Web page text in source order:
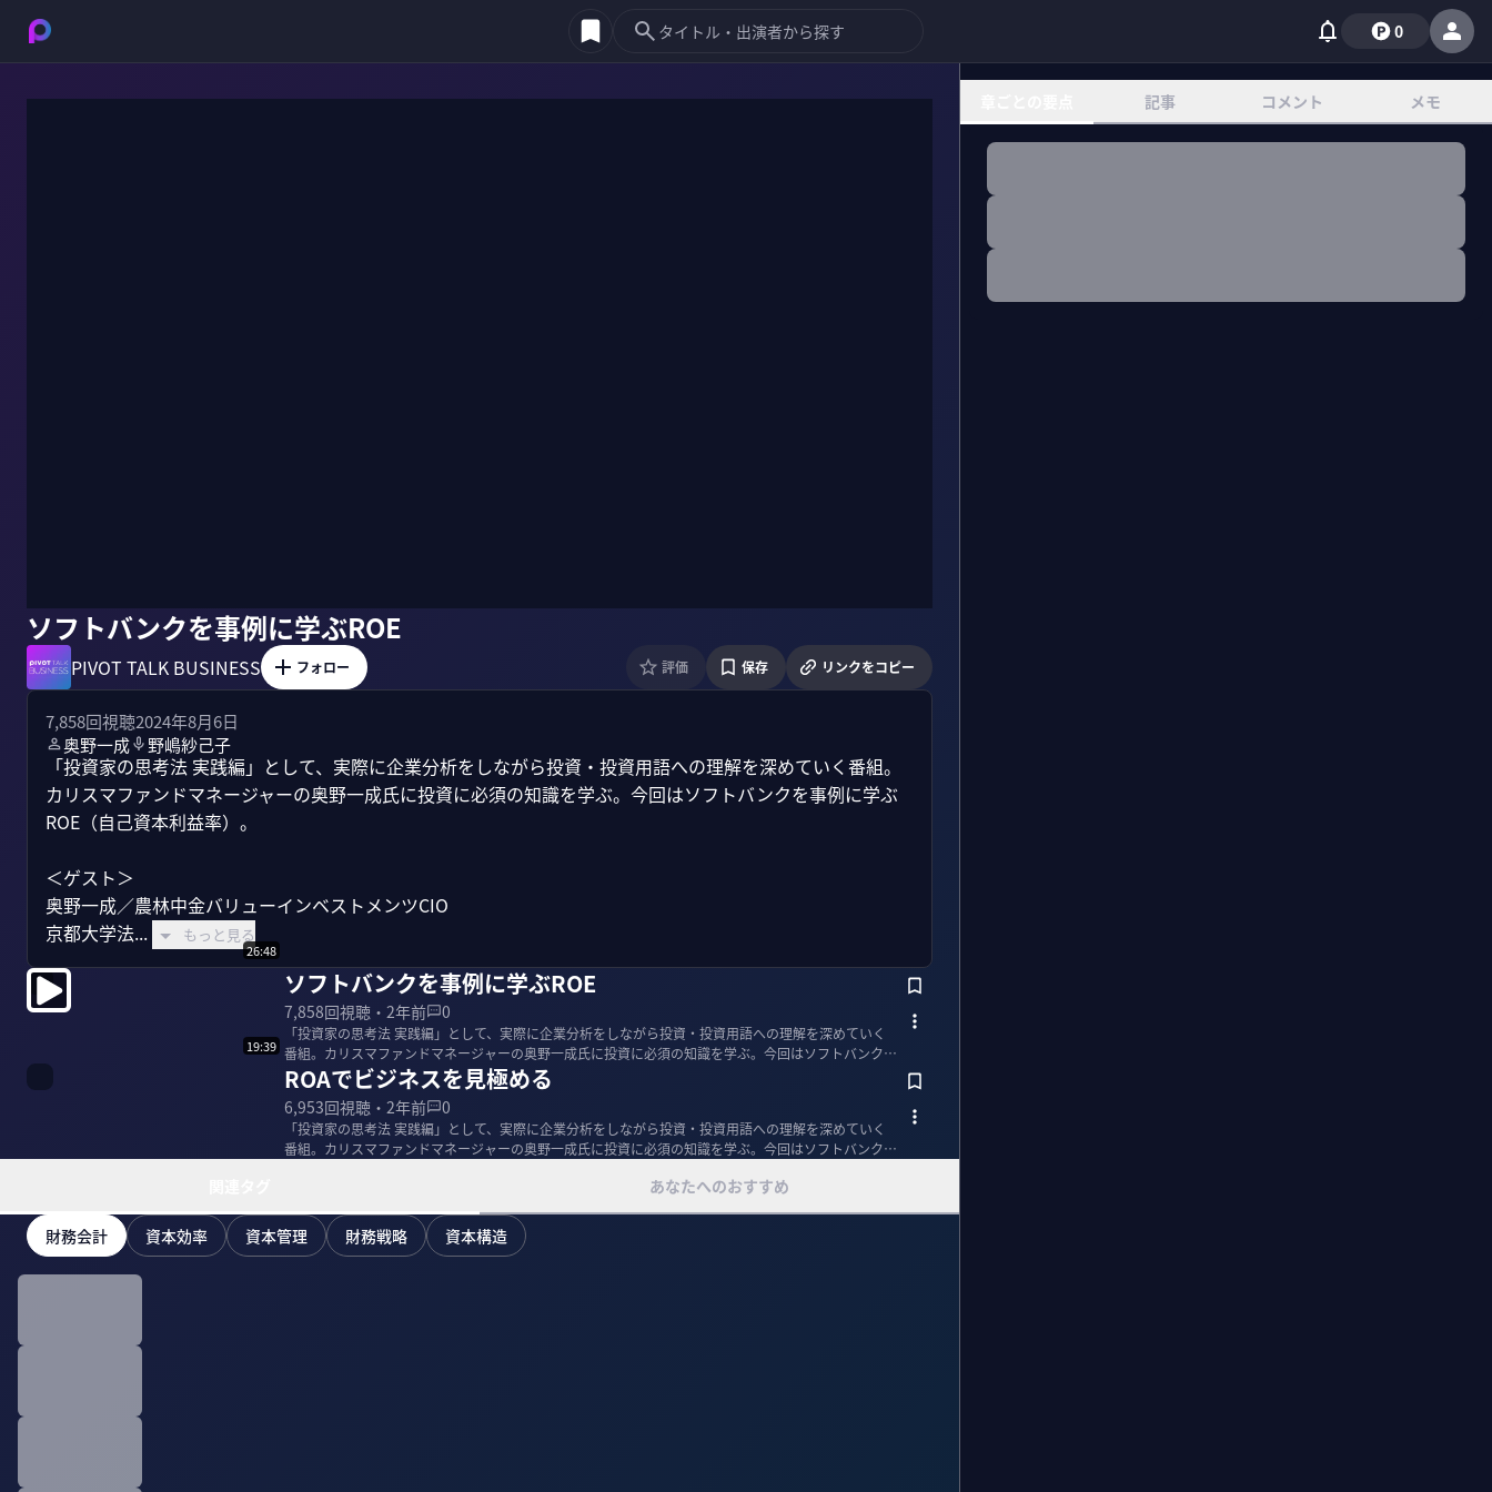
0
ソフトバンクを事例に学ぶROE
PIVOT TALK BUSINESS フォロー 評価 保存 リンクをコピー
7,858回視聴2024年8月6日
奥野一成
野嶋紗己子
「投資家の思考法 実践編」として、実際に企業分析をしながら投資・投資用語への理解を深めていく番組。
カリスマファンドマネージャーの奥野一成氏に投資に必須の知識を学ぶ。今回はソフトバンクを事例に学ぶ
ROE（自己資本利益率）。
＜ゲスト＞
奥野一成／農林中金バリューインベストメンツCIO
京都大学法...
もっと見る
26:48
ソフトバンクを事例に学ぶROE
7,858回視聴・ 2年前 0
「投資家の思考法 実践編」として、実際に企業分析をしながら投資・投資用語への理解を深めていく
番組。カリスマファンドマネージャーの奥野一成氏に投資に必須の知識を学ぶ。今回はソフトバンクを
事例に学ぶROE...
19:39
ROAでビジネスを見極める
6,953回視聴・ 2年前 0
「投資家の思考法 実践編」として、実際に企業分析をしながら投資・投資用語への理解を深めていく
番組。カリスマファンドマネージャーの奥野一成氏に投資に必須の知識を学ぶ。今回はソフトバンクを
あなたへのおすすめ
財務会計 資本効率 資本管理 財務戦略 資本構造
記事 コメント メモ